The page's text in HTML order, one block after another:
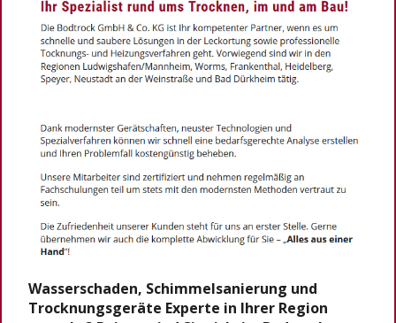
Wasserschaden, Schimmelsanierung und
Trocknungsgeräte Experte in Ihrer Region